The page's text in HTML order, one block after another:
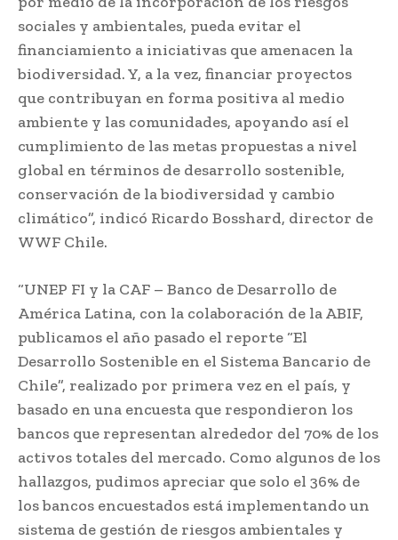
sociales y ambientales, pueda evitar el
financiamiento a iniciativas que amenacen la
biodiversidad. Y, a la vez, financiar proyectos
que contribuyan en forma positiva al medio
ambiente y las comunidades, apoyando así el
cumplimiento de las metas propuestas a nivel
global en términos de desarrollo sostenible,
conservación de la biodiversidad y cambio
climático”, indicó Ricardo Bosshard, director de
WWF Chile.
“UNEP FI y la CAF – Banco de Desarrollo de
América Latina, con la colaboración de la ABIF,
publicamos el año pasado el reporte “El
Desarrollo Sostenible en el Sistema Bancario de
Chile”, realizado por primera vez en el país, y
basado en una encuesta que respondieron los
bancos que representan alrededor del 70% de los
activos totales del mercado. Como algunos de los
hallazgos, pudimos apreciar que solo el 36% de
los bancos encuestados está implementando un
sistema de gestión de riesgos ambientales y